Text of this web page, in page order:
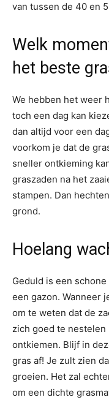
van tussen de 40 en
Welk
het beste
We hebben het weer
toch een dag kan
dan altijd voor een
voorkom je dat de
sneller ontkieming
graszaden na het
stampen. Dan
grond.
Hoelang
Geduld is een
een gazon. Wanneer
om te weten dat de
zich goed te
ontkiemen. Blijf in
gras af! Je zult zien
groeien. Het zal
om een dichte